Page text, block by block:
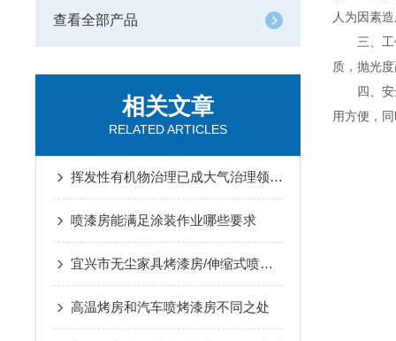
查看全部产品
相关文章
RELATED ARTICLES
挥发性有机物治理已成大气治理领域短板
喷漆房能满足涂装作业哪些要求
宜兴市无尘家具烤漆房/伸缩式喷漆房/汽车钣金烤漆房定制
高温烤房和汽车喷烤漆房不同之处
人为因素
三、工作
质，抛光
四、安全
用方便，